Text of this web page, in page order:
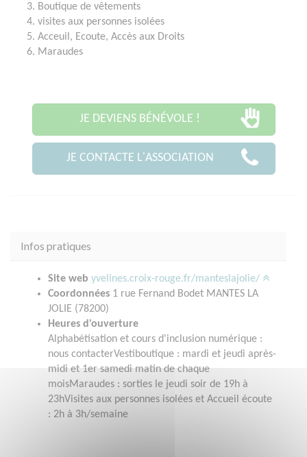
Boutique de vêtements
visites aux personnes isolées
Acceuil, Ecoute, Accès aux Droits
Maraudes
JE DEVIENS BÉNÉVOLE !
JE CONTACTE L'ASSOCIATION
Infos pratiques
Site web yvelines.croix-rouge.fr/manteslajolie/
Coordonnées 1 rue Fernand Bodet MANTES LA
JOLIE (78200)
Heures d'ouverture
Alphabétisation et cours d'inclusion numérique :
nous contacterVestiboutique : mardi et jeudi après-
midi et 1er samedi matin de chaque
moisMaraudes : sorties le jeudi soir de 19h à
23hVisites aux personnes isolées et Accueil écoute
: 2h à 3h/semaine